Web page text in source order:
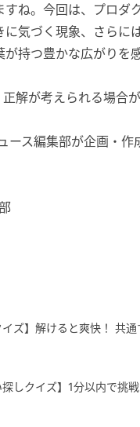
ね。今回は、プロ
気づく現象、さら
持つ豊かな広がりを
解が考えられる場合
ス編集部が企画・作
イズ】解けると爽快！ 共
探しクイズ】1分以内で挑